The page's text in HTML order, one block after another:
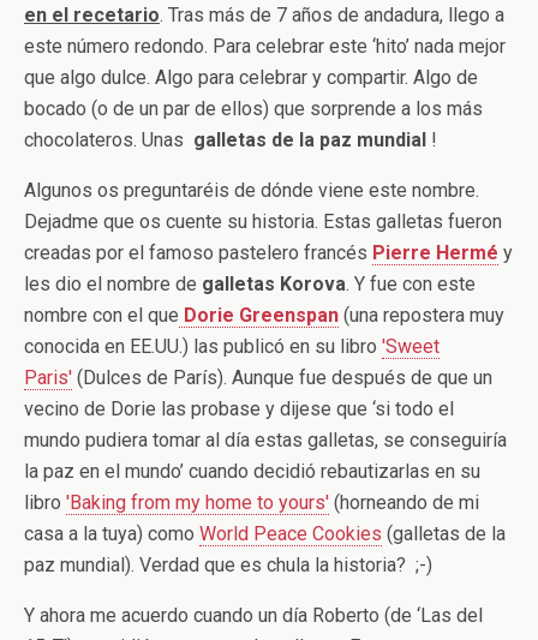
en el recetario. Tras más de 7 años de andadura, llego a
este número redondo. Para celebrar este ‘hito’ nada mejor
que algo dulce. Algo para celebrar y compartir. Algo de
bocado (o de un par de ellos) que sorprende a los más
chocolateros. Unas galletas de la paz mundial !
Algunos os preguntaréis de dónde viene este nombre.
Dejadme que os cuente su historia. Estas galletas fueron
creadas por el famoso pastelero francés Pierre Hermé y
les dio el nombre de galletas Korova. Y fue con este
nombre con el que Dorie Greenspan (una repostera muy
conocida en EE.UU.) las publicó en su libro 'Sweet
Paris' (Dulces de París). Aunque fue después de que un
vecino de Dorie las probase y dijese que ‘si todo el
mundo pudiera tomar al día estas galletas, se conseguiría
la paz en el mundo’ cuando decidió rebautizarlas en su
libro 'Baking from my home to yours' (horneando de mi
casa a la tuya) como World Peace Cookies (galletas de la
paz mundial). Verdad que es chula la historia? ;-)
Y ahora me acuerdo cuando un día Roberto (de ‘Las del